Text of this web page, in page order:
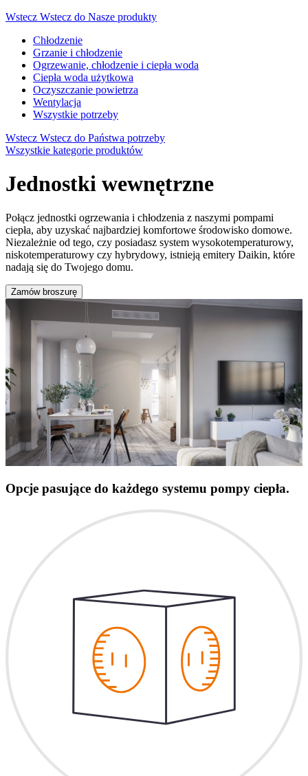
Wstecz Wstecz do Nasze produkty
Chłodzenie
Grzanie i chłodzenie
Ogrzewanie, chłodzenie i ciepła woda
Ciepła woda użytkowa
Oczyszczanie powietrza
Wentylacja
Wszystkie potrzeby
Wstecz Wstecz do Państwa potrzeby
Wszystkie kategorie produktów
Jednostki wewnętrzne
Połącz jednostki ogrzewania i chłodzenia z naszymi pompami
ciepła, aby uzyskać najbardziej komfortowe środowisko domowe.
Niezależnie od tego, czy posiadasz system wysokotemperaturowy,
niskotemperaturowy czy hybrydowy, istnieją emitery Daikin, które
nadają się do Twojego domu.
Zamów broszurę
Opcje pasujące do każdego systemu pompy ciepła.